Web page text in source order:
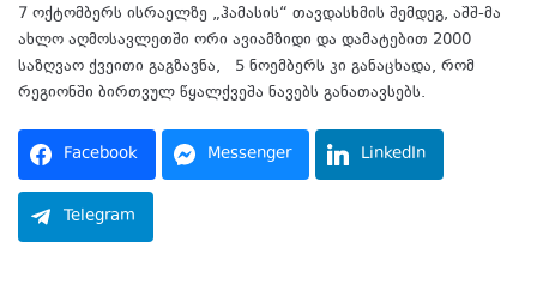
7 ოქტომბერს ისრაელზე „ჰამასის“ თავდასხმის შემდეგ, აშშ-მა
ახლო აღმოსავლეთში ორი ავიამზიდი და დამატებით 2000
საზღვაო ქვეითი გაგზავნა, 5 ნოემბერს კი განაცხადა, რომ
რეგიონში ბირთვულ წყალქვეშა ნავებს განათავსებს.
Facebook Messenger LinkedIn
Telegram